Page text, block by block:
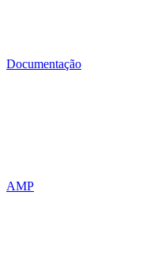
Documentação
AMP